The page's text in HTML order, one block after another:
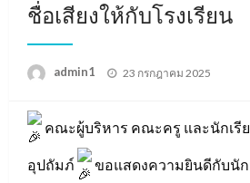
ชื่อเสียงให้กับโรงเรียน
admin1
Posted
23 กรกฎาคม 2025
คณะผู้บริหาร คณะครู และนักเรี
อุปถัมภ์ ขอแสดงความยินดีกับนัก